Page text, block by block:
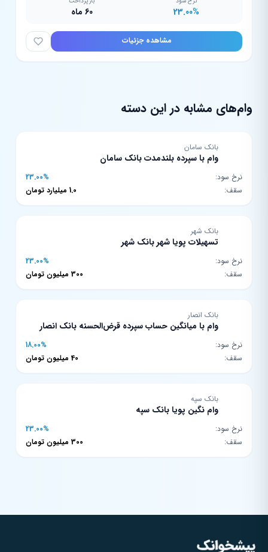
23.00% 60 ماه
مشاهده جزئیات
وام‌های مشابه در این دسته
بانک سامان
وام با سپرده بلندمدت بانک سامان
نرخ سود:
23.00%
سقف:
1.0 میلیارد تومان
بانک شهر
تسهیلات پویا شهر بانک شهر
نرخ سود:
23.00%
سقف:
300 میلیون تومان
بانک انصار
وام با میانگین حساب سپرده قرض‌الحسنه بانک انصار
نرخ سود:
18.00%
سقف:
40 میلیون تومان
بانک سپه
وام نگین پویا بانک سپه
نرخ سود:
23.00%
سقف:
300 میلیون تومان